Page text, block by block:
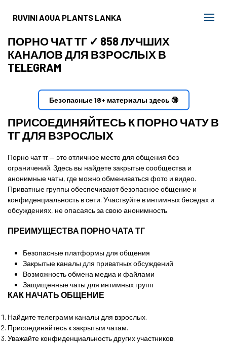
RUVINI AQUA PLANTS LANKA
ПОРНО ЧАТ ТГ ✓ 858 ЛУЧШИХ
КАНАЛОВ ДЛЯ ВЗРОСЛЫХ В
TELEGRAM
Безопасные 18+ материалы здесь 🔞
ПРИСОЕДИНЯЙТЕСЬ К ПОРНО ЧАТУ В
ТГ ДЛЯ ВЗРОСЛЫХ
Порно чат тг — это отличное место для общения без
ограничений. Здесь вы найдете закрытые сообщества и
анонимные чаты, где можно обмениваться фото и видео.
Приватные группы обеспечивают безопасное общение и
конфиденциальность в сети. Участвуйте в интимных беседах и
обсуждениях, не опасаясь за свою анонимность.
ПРЕИМУЩЕСТВА ПОРНО ЧАТА ТГ
Безопасные платформы для общения
Закрытые каналы для приватных обсуждений
Возможность обмена медиа и файлами
Защищенные чаты для интимных групп
КАК НАЧАТЬ ОБЩЕНИЕ
Найдите телеграмм каналы для взрослых.
Присоединяйтесь к закрытым чатам.
Уважайте конфиденциальность других участников.